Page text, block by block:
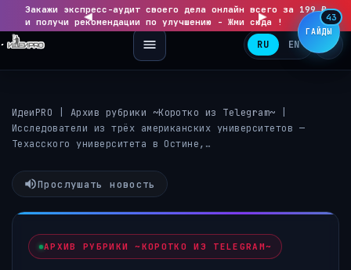
◀
Закажи экспресс-аудит своего дела онлайн всего за 199 ₽
и получи рекомендации по улучшению - Жми сюда !
▶
RU EN
ИдеиPRO Архив рубрики ~Коротко из Telegram~
Исследователи из трёх американских университетов —
Техасского университета в Остине,…
Прослушать новость
АРХИВ РУБРИКИ ~КОРОТКО ИЗ TELEGRAM~
ГАЙДЫ
43